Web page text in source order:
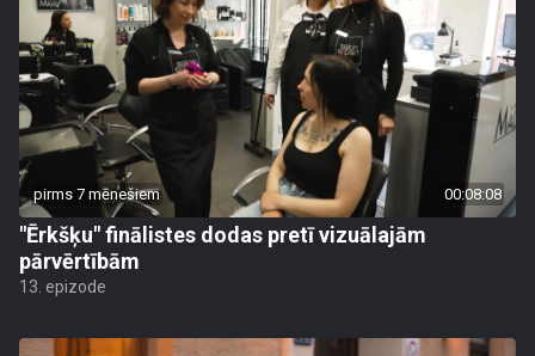
pirms 7 mēnešiem 00:08:08
"Ērkšķu" finālistes dodas pretī vizuālajām
pārvērtībām
13. epizode